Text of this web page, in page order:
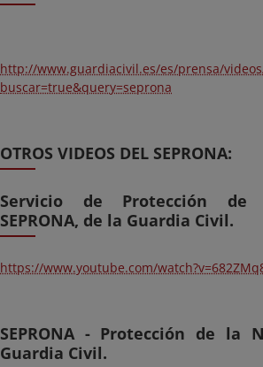
http://www.guardiacivil.es/es/prensa/
buscar=true&query=seprona
OTROS VIDEOS DEL SEPRONA:
Servicio de Protección de
SEPRONA, de la Guardia Civil.
https://www.youtube.com/
SEPRONA - Protección de la
Guardia Civil.